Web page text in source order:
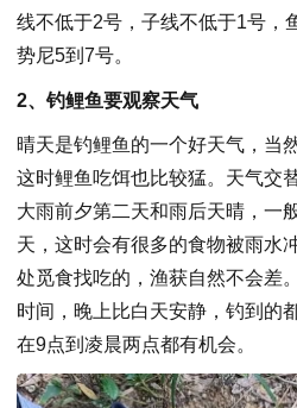
线不低于2号，子线不低于1号，
势尼5到7号。
2、钓鲤鱼要观察天气
晴天是钓鲤鱼的一个好天气，当
这时鲤鱼吃饵也比较猛。天气交
大雨前夕第二天和雨后天晴，一
天，这时会有很多的食物被雨水
处觅食找吃的，渔获自然不会差
时间，晚上比白天安静，钓到的
在9点到凌晨两点都有机会。